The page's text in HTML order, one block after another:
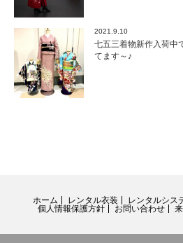
2021.9.10
七五三着物新作入荷中
てます～♪
ホーム レンタル衣装 レンタルシス
個人情報保護方針
お問い合わせ